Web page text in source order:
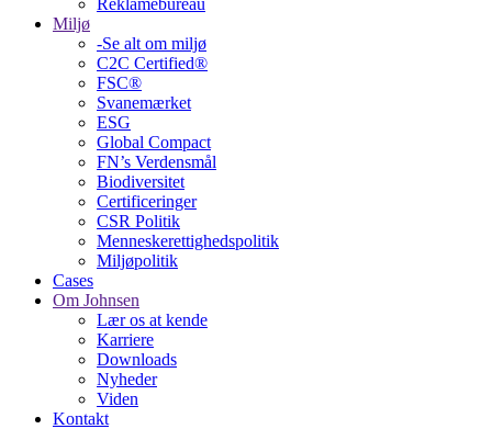
Reklamebureau
Miljø
-Se alt om miljø
C2C Certified®
FSC®
Svanemærket
ESG
Global Compact
FN’s Verdensmål
Biodiversitet
Certificeringer
CSR Politik
Menneske­rettigheds­politik
Miljøpolitik
Cases
Om Johnsen
Lær os at kende
Karriere
Downloads
Nyheder
Viden
Kontakt